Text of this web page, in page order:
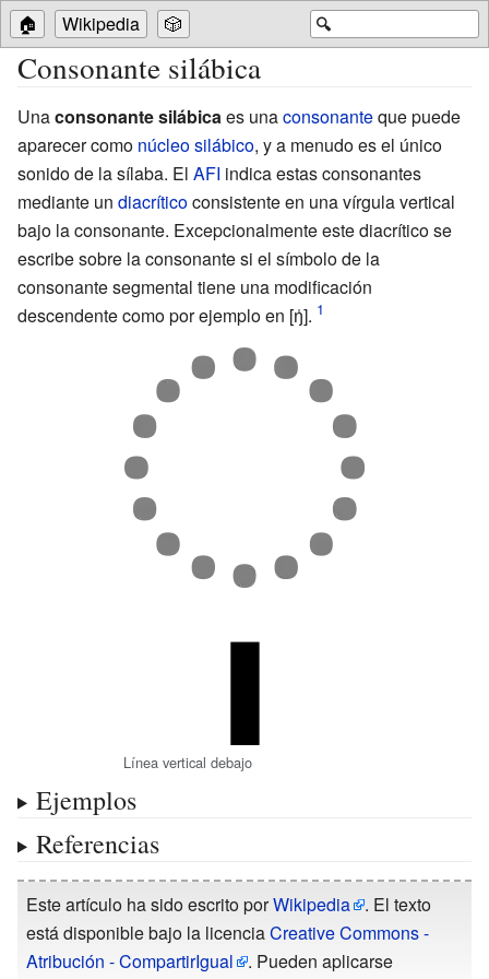
🔍
🏠 Wikipedia 🎲
Consonante silábica
Unaconsonante silábica es unaconsonanteque puede
aparecer como núcleo silábico, y a menudo es el único
sonido de la sílaba. El AFI indica estas consonantes
mediante un diacríticoconsistente en una vírgula vertical
bajo la consonante. Excepcionalmente este diacrítico se
escribe sobre la consonante si el símbolo de la
consonante segmental tiene una modificación
descendente como por ejemplo en [ŋ̍].
Línea vertical debajo
Ejemplos
Referencias
Este artículo ha sido escrito porWikipedia
. El texto
está disponible bajo la licenciaCreative Commons -
Atribución - CompartirIgual
. Pueden aplicarse